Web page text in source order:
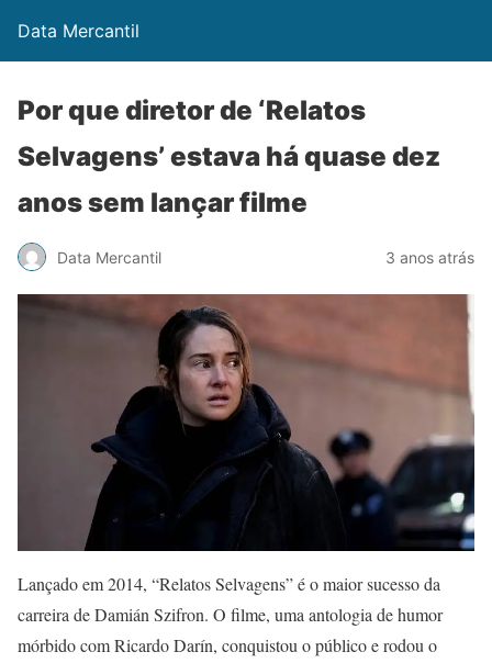
Data Mercantil
Por que diretor de ‘Relatos
Selvagens’ estava há quase dez
anos sem lançar filme
Data Mercantil 3 anos atrás
Lançado em 2014, “Relatos Selvagens” é o maior sucesso da
carreira de Damián Szifron. O filme, uma antologia de humor
mórbido com Ricardo Darín, conquistou o público e rodou o